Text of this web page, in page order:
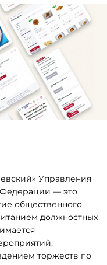
Управления
— это
общественного
должностных
торжеств по